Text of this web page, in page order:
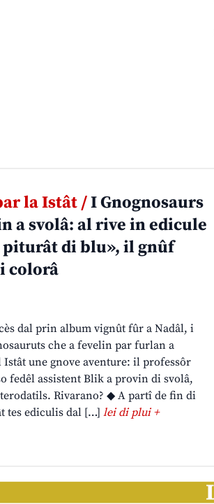
la Istât /I Gnognosaurs
a svolâ: al rive in edicule
piturât di blu», il gnûf
colorâ
dal prin album vignût fûr a Nadâl, i
che a fevelin par furlan a
une gnove aventure: il professôr
fedêl assistent Blik a provin di svolâ,
Rivarano? ◆ A partî de fin di
tes ediculis dal […] lei di plui +